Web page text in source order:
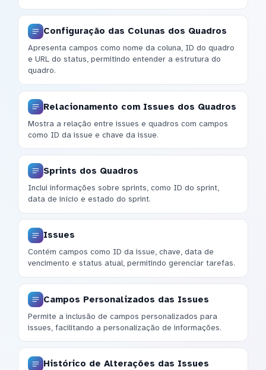
Configuração das Colunas dos Quadros
Apresenta campos como nome da coluna, ID do quadro
e URL do status, permitindo entender a estrutura do
quadro.
Relacionamento com Issues dos Quadros
Mostra a relação entre issues e quadros com campos
como ID da issue e chave da issue.
Sprints dos Quadros
Inclui informações sobre sprints, como ID do sprint,
data de início e estado do sprint.
Issues
Contém campos como ID da issue, chave, data de
vencimento e status atual, permitindo gerenciar tarefas.
Campos Personalizados das Issues
Permite a inclusão de campos personalizados para
issues, facilitando a personalização de informações.
Histórico de Alterações das Issues